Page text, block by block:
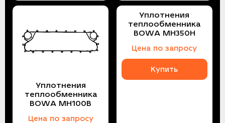
Уплотнения
теплообменника
BOWA MH100B
Цена по запросу
Уплотнения
теплообменника
BOWA MH350H
Цена по запросу
Купить